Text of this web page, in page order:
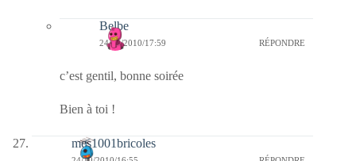
Belbe
24/10/2010/17:59 RÉPONDRE
c’est gentil, bonne soirée
Bien à toi !
mes1001bricoles